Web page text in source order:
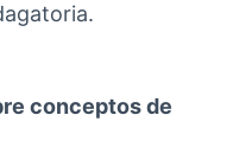
conceptos de